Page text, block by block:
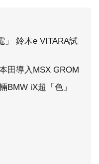
」 鈴木e VITARA試
田導入MSX GROM
BMW iX超「色」